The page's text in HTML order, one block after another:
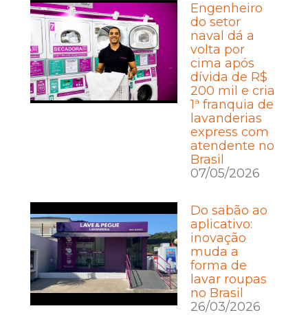
Engenheiro
do setor
naval dá a
volta por
cima após
dívida de R$
200 mil e cria
1ª franquia de
lavanderias
express com
atendente no
Brasil
07/05/2026
Do sabão ao
aplicativo:
inovação
muda a
forma de
lavar roupas
no Brasil
26/03/2026